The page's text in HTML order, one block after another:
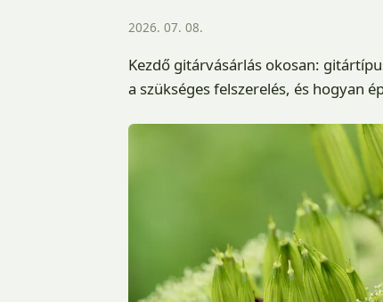
2026. 07. 08.
Kezdő gitárvásárlás okosan:
a szükséges felszerelés, és hogyan